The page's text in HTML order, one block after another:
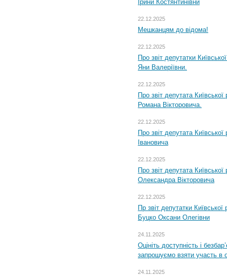
Ірини Костянтинівни
22.12.2025
Мешканцям до відома!
22.12.2025
Про звіт депутатки
Яни Валеріївни.
22.12.2025
Про звіт депутата
Романа Вікторовича.
22.12.2025
Про звіт депутата
Івановича
22.12.2025
Про звіт депутата
Олександра Вікторовича
22.12.2025
Пр звіт депутатки
Буцко Оксани Олегівни
24.11.2025
Оцініть доступність і
запрошуємо взяти участь в
24.11.2025